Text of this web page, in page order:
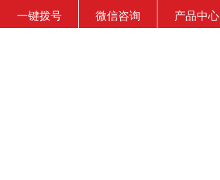
呢？下面就跟大家一起来了解服装展柜的作用 1、陈列展示功能
一键拨号 微信咨询 产品中心